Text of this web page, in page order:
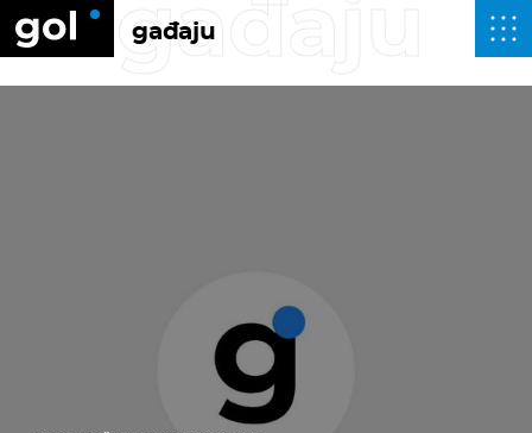
gađaju
gađaju